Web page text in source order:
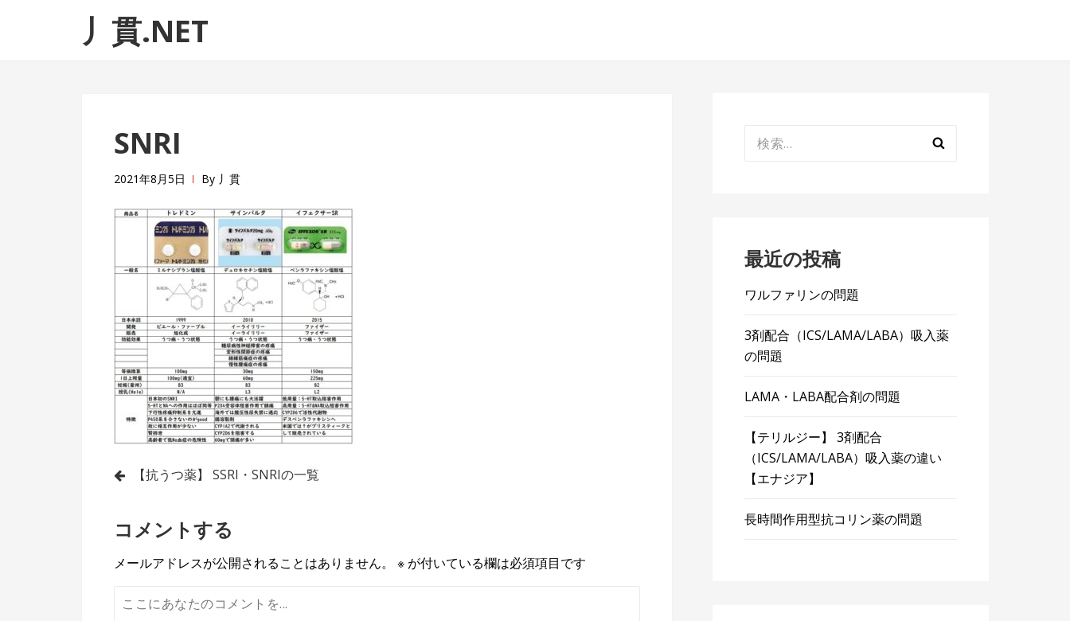
ゲ
テ丿貫.NET
SNRI
2021年8月5日 By 丿貫
投
ナ
ビ
ゲ
【抗うつ薬】 SSRI・SNRIの一覧
コメントする
メールアドレスが公開されることはありません。 ※ が付いている欄は必須項目です
索:
最近の投稿
ワルファリンの問題
3剤配合（ICS/LAMA/LABA）吸入薬
の問題
LAMA・LABA配合剤の問題
【テリルジー】 3剤配合
（ICS/LAMA/LABA）吸入薬の違い
【エナジア】
長時間作用型抗コリン薬の問題